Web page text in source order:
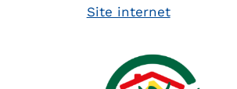
Site internet